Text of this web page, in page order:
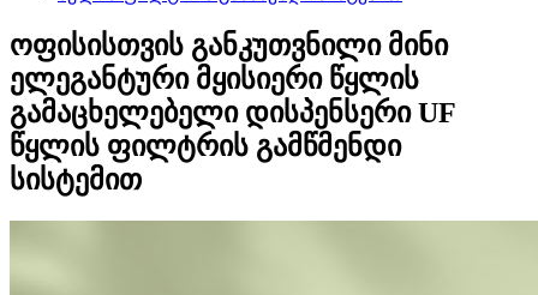
ოფისისთვის განკუთვნილი მინი
ელეგანტური მყისიერი წყლის
გამაცხელებელი დისპენსერი UF
წყლის ფილტრის გამწმენდი
სისტემით